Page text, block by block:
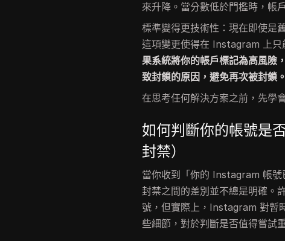
來升降。當分數低於門檻時，帳
標準變得更技術性：現在即使是
這項變更使得在 Instagram 上
果系統將你的帳戶標記為高風險
致封鎖的原因，避免再次被封鎖。
在思考任何解決方案之前，先學
如何判斷你的帳號是
封禁）
當你收到「你的 Instagram 帳號
封禁之間的差別並不總是明確。
號，但實際上，Instagram 對暫
些細節，對於判斷是否值得嘗試